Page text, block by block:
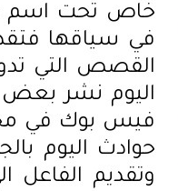
خاص تحت اسم
في سياقها
القصص التي
اليوم نشر بعض
فيس بوك في
حوادث اليوم
وتقديم